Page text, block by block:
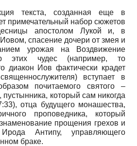
текста, созданная еще в
примечательный набор сюжетов
апостолом Лукой и, в
спасение дочери от змея и
урожая на Воздвижение
этих чудес (например, то
диакон Иов фактически крадет
вступает в
почитаемого святого –
пустынника, который сам никогда
отца будущего монашества,
проповедника, который
прощения грехов и
Антипу, управляющего
браке.